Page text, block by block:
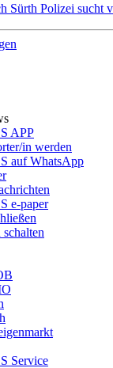
Sürth Polizei sucht
APP
in werden
auf WhatsApp
e-paper
Service